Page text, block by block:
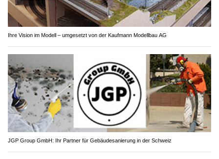
Ihre Vision im Modell – umgesetzt von der Kaufmann Modellbau AG
JGP Group GmbH: Ihr Partner für Gebäudesanierung in der Schweiz